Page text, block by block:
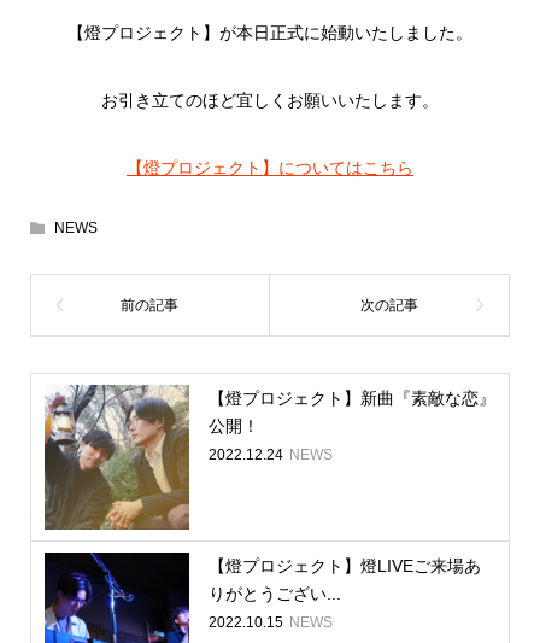
【燈プロジェクト】が本日正式に始動いたしました。
お引き立てのほど宜しくお願いいたします。
【燈プロジェクト】についてはこちら
NEWS
【燈プロジェクト】新曲『素敵な恋』
公開！
2022.12.24 NEWS
【燈プロジェクト】燈LIVEご来場あ
りがとうござい...
2022.10.15 NEWS